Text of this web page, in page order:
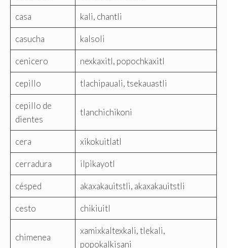
casa kali, chantli
casucha kalsoli
cenicero nexkaxitl, popochkaxitl
cepillo tlachipauali, tsekauastli
cepillo de
dientes
tlanchichikoni
cera xikokuitlatl
cerradura ilpikayotl
césped akaxakauitstli, akaxakauitstli
cesto chikiuitl
chimenea
xamixkaltexkali, tlekali,
popokalkisani